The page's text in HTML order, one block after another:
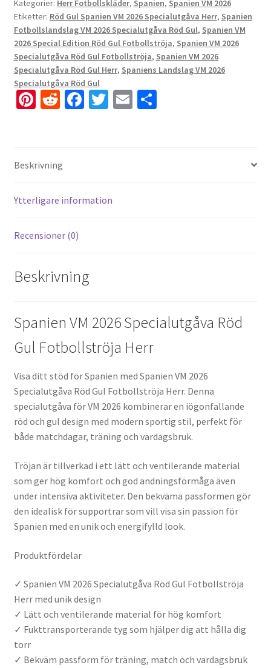
Kategorier: Herr Fotbollskläder, Spanien, Spanien VM 2026
Etiketter: Röd Gul Spanien VM 2026 Specialutgåva Herr, Spanien
Fotbollslandslag VM 2026 Specialutgåva Röd Gul, Spanien VM
2026 Special Edition Röd Gul Fotbollströja, Spanien VM 2026
Specialutgåva Röd Gul Fotbollströja, Spanien VM 2026
Specialutgåva Röd Gul Herr, Spaniens Landslag VM 2026
Specialutgåva Röd Gul
Pi
es
R
di
t
Fa
k
T E D
Beskrivning
Ytterligare information
Recensioner (0)
Beskrivning
Spanien VM 2026 Specialutgåva Röd
Gul Fotbollströja Herr
Visa ditt stöd för Spanien med Spanien VM 2026
Specialutgåva Röd Gul Fotbollströja Herr. Denna
specialutgåva för VM 2026 kombinerar en iögonfallande
röd och gul design med modern sportig stil, perfekt för
både matchdagar, träning och vardagsbruk.
Tröjan är tillverkad i ett lätt och ventilerande material
som ger hög komfort och god andningsförmåga även
under intensiva aktiviteter. Den bekväma passformen gör
den idealisk för supportrar som vill visa sin passion för
Spanien med en unik och energifylld look.
Produktfördelar
✓ Spanien VM 2026 Specialutgåva Röd Gul Fotbollströja
Herr med unik design
✓ Lätt och ventilerande material för hög komfort
✓ Fukttransporterande tyg som hjälper dig att hålla dig
torr
✓ Bekväm passform för träning, match och vardagsbruk